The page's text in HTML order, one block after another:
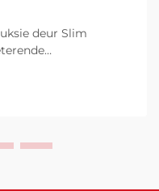
deur Slim
noodsaaklikheid.